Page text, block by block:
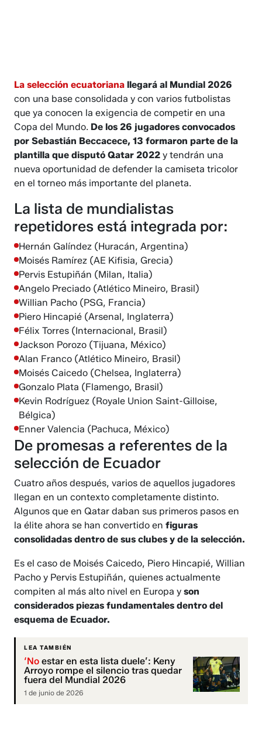
La selección ecuatoriana llegará al Mundial 2026
con una base consolidada y con varios futbolistas
que ya conocen la exigencia de competir en una
Copa del Mundo. De los 26 jugadores convocados
por Sebastián Beccacece, 13 formaron parte de la
plantilla que disputó Qatar 2022 y tendrán una
nueva oportunidad de defender la camiseta tricolor
en el torneo más importante del planeta.
La lista de mundialistas
repetidores está integrada por:
Hernán Galíndez (Huracán, Argentina)
Moisés Ramírez (AE Kifisia, Grecia)
Pervis Estupiñán (Milan, Italia)
Angelo Preciado (Atlético Mineiro, Brasil)
Willian Pacho (PSG, Francia)
Piero Hincapié (Arsenal, Inglaterra)
Félix Torres (Internacional, Brasil)
Jackson Porozo (Tijuana, México)
​​​​​Alan Franco (Atlético Mineiro, Brasil)
Moisés Caicedo (Chelsea, Inglaterra)
Gonzalo Plata (Flamengo, Brasil)
Kevin Rodríguez (Royale Union Saint-Gilloise,
Bélgica)
​​​​​Enner Valencia (Pachuca, México)
De promesas a referentes de la
selección de Ecuador
Cuatro años después, varios de aquellos jugadores
llegan en un contexto completamente distinto.
Algunos que en Qatar daban sus primeros pasos en
la élite ahora se han convertido enfiguras
consolidadas dentro de sus clubes y de la selección.
Es el caso de Moisés Caicedo, Piero Hincapié, Willian
Pacho y Pervis Estupiñán, quienes actualmente
compiten al más alto nivel en Europa yson
considerados piezas fundamentales dentro del
esquema de Ecuador.
LEA TAMBIÉN
‘No estar en esta lista duele’: Keny
Arroyo rompe el silencio tras quedar
fuera del Mundial 2026
1 de junio de 2026